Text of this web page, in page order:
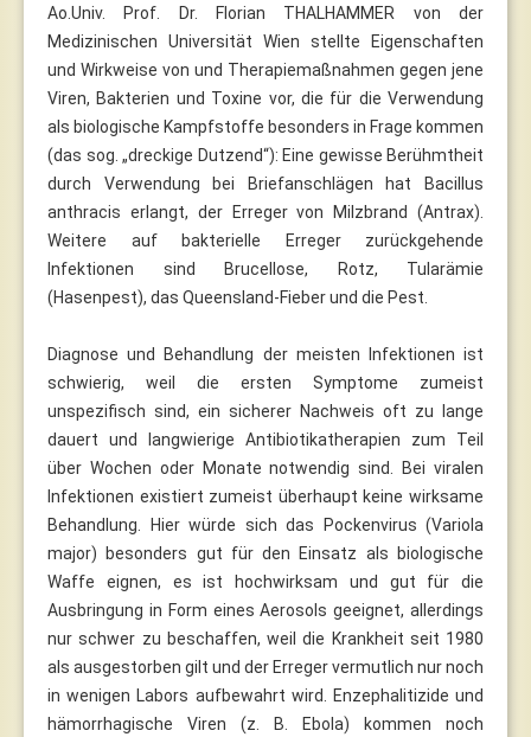
Ao.Univ. Prof. Dr. Florian THALHAMMER von der
Medizinischen Universität Wien stellte Eigenschaften
und Wirkweise von und Therapiemaßnahmen gegen jene
Viren, Bakterien und Toxine vor, die für die Verwendung
als biologische Kampfstoffe besonders in Frage kommen
(das sog. „dreckige Dutzend“): Eine gewisse Berühmtheit
durch Verwendung bei Briefanschlägen hat Bacillus
anthracis erlangt, der Erreger von Milzbrand (Antrax).
Weitere auf bakterielle Erreger zurückgehende
Infektionen sind Brucellose, Rotz, Tularämie
(Hasenpest), das Queensland-Fieber und die Pest.
Diagnose und Behandlung der meisten Infektionen ist
schwierig, weil die ersten Symptome zumeist
unspezifisch sind, ein sicherer Nachweis oft zu lange
dauert und langwierige Antibiotikatherapien zum Teil
über Wochen oder Monate notwendig sind. Bei viralen
Infektionen existiert zumeist überhaupt keine wirksame
Behandlung. Hier würde sich das Pockenvirus (Variola
major) besonders gut für den Einsatz als biologische
Waffe eignen, es ist hochwirksam und gut für die
Ausbringung in Form eines Aerosols geeignet, allerdings
nur schwer zu beschaffen, weil die Krankheit seit 1980
als ausgestorben gilt und der Erreger vermutlich nur noch
in wenigen Labors aufbewahrt wird. Enzephalitizide und
hämorrhagische Viren (z. B. Ebola) kommen noch